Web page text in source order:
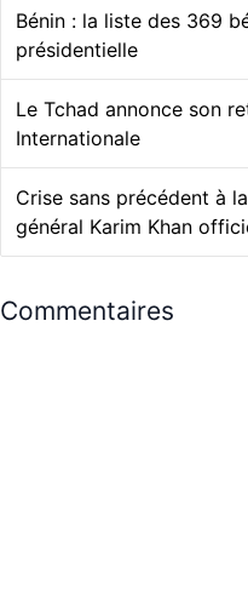
Bénin : la liste des 369
présidentielle
Le Tchad annonce son
Internationale
Crise sans précédent à
général Karim Khan
Commentaires